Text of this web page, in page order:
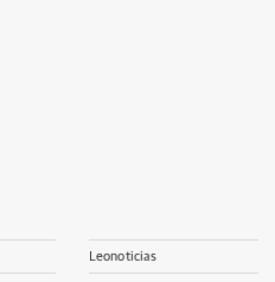
Leonoticias